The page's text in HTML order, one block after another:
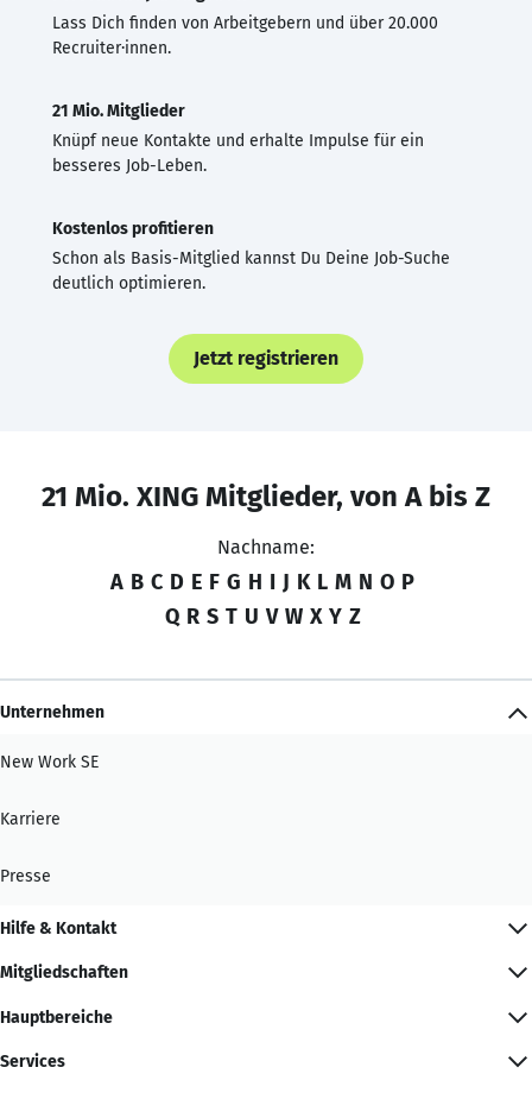
Lass Dich finden von Arbeitgebern und über 20.000
Recruiter·innen.
21 Mio. Mitglieder
Knüpf neue Kontakte und erhalte Impulse für ein
besseres Job-Leben.
Kostenlos profitieren
Schon als Basis-Mitglied kannst Du Deine Job-Suche
deutlich optimieren.
Jetzt registrieren
21 Mio. XING Mitglieder, von A bis Z
Nachname:
A B C D E F G H I J K L M N O P
Q R S T U V W X Y Z
Unternehmen
New Work SE
Karriere
Presse
Hilfe & Kontakt
Mitgliedschaften
Hauptbereiche
Services